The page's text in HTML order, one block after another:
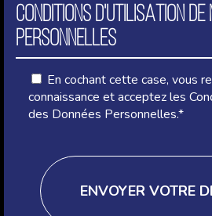
CONDITIONS D'UTILISATION
PERSONNELLES
En cochant cette case, vous
connaissance et acceptez les
des Données Personnelles.*
ENVOYER VOTRE